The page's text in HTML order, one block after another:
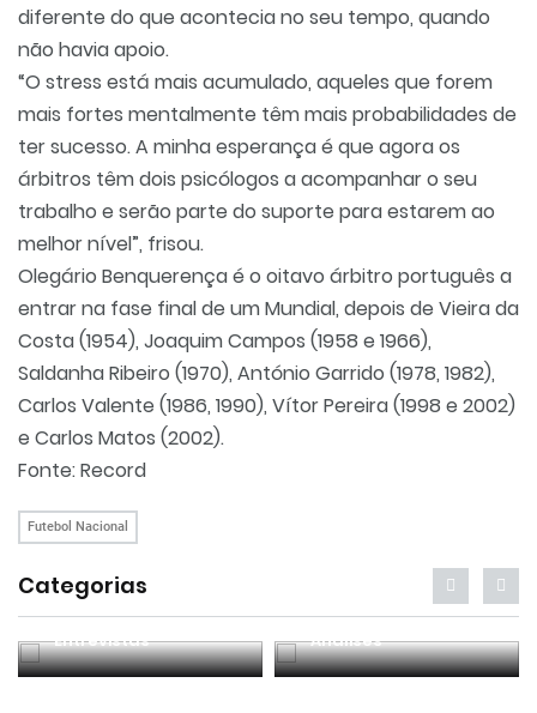
diferente do que acontecia no seu tempo, quando
não havia apoio.
“O stress está mais acumulado, aqueles que forem
mais fortes mentalmente têm mais probabilidades de
ter sucesso. A minha esperança é que agora os
árbitros têm dois psicólogos a acompanhar o seu
trabalho e serão parte do suporte para estarem ao
melhor nível”, frisou.
Olegário Benquerença é o oitavo árbitro português a
entrar na fase final de um Mundial, depois de Vieira da
Costa (1954), Joaquim Campos (1958 e 1966),
Saldanha Ribeiro (1970), António Garrido (1978, 1982),
Carlos Valente (1986, 1990), Vítor Pereira (1998 e 2002)
e Carlos Matos (2002).
Fonte:Record
Futebol Nacional
Categorias
Entrevistas Análises